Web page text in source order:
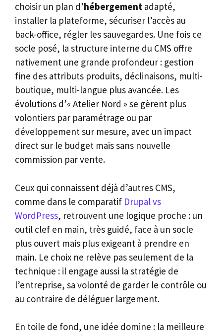
choisir un plan d’hébergement adapté,
installer la plateforme, sécuriser l’accès au
back-office, régler les sauvegardes. Une fois ce
socle posé, la structure interne du CMS offre
nativement une grande profondeur : gestion
fine des attributs produits, déclinaisons, multi-
boutique, multi-langue plus avancée. Les
évolutions d’« Atelier Nord » se gèrent plus
volontiers par paramétrage ou par
développement sur mesure, avec un impact
direct sur le budget mais sans nouvelle
commission par vente.
Ceux qui connaissent déjà d’autres CMS,
comme dans le comparatif Drupal vs
WordPress, retrouvent une logique proche : un
outil clef en main, très guidé, face à un socle
plus ouvert mais plus exigeant à prendre en
main. Le choix ne relève pas seulement de la
technique : il engage aussi la stratégie de
l’entreprise, sa volonté de garder le contrôle ou
au contraire de déléguer largement.
En toile de fond, une idée domine : la meilleure